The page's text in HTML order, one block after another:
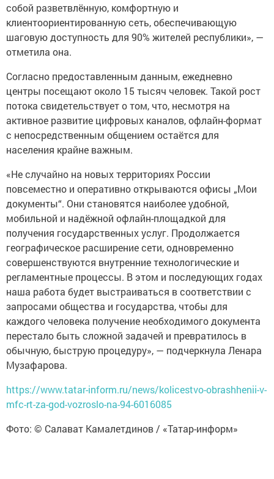
собой разветвлённую, комфортную и
клиентоориентированную сеть, обеспечивающую
шаговую доступность для 90% жителей республики», —
отметила она.
Согласно предоставленным данным, ежедневно
центры посещают около 15 тысяч человек. Такой рост
потока свидетельствует о том, что, несмотря на
активное развитие цифровых каналов, офлайн-формат
с непосредственным общением остаётся для
населения крайне важным.
«Не случайно на новых территориях России
повсеместно и оперативно открываются офисы „Мои
документы“. Они становятся наиболее удобной,
мобильной и надёжной офлайн-площадкой для
получения государственных услуг. Продолжается
географическое расширение сети, одновременно
совершенствуются внутренние технологические и
регламентные процессы. В этом и последующих годах
наша работа будет выстраиваться в соответствии с
запросами общества и государства, чтобы для
каждого человека получение необходимого документа
перестало быть сложной задачей и превратилось в
обычную, быструю процедуру», — подчеркнула Ленара
Музафарова.
https://www.tatar-inform.ru/news/kolicestvo-obrashhenii-v-
mfc-rt-za-god-vozroslo-na-94-6016085
Фото: © Салават Камалетдинов / «Татар-информ»